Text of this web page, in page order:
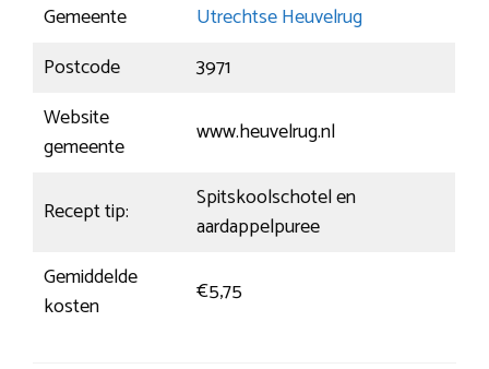
Gemeente
Utrechtse Heuvelrug
Postcode
3971
Website
gemeente
www.heuvelrug.nl
Recept tip:
Spitskoolschotel en
aardappelpuree
Gemiddelde
kosten
€5,75